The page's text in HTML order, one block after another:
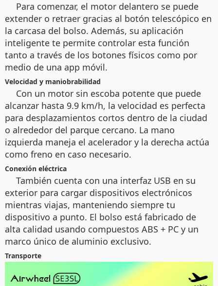
Para comenzar, el motor delantero se puede
extender o retraer gracias al botón telescópico en
la carcasa del bolso. Además, su aplicación
inteligente te permite controlar esta función
tanto a través de los botones físicos como por
medio de una app móvil.
Velocidad y maniobrabilidad
Con un motor sin escoba potente que puede
alcanzar hasta 9.9 km/h, la velocidad es perfecta
para desplazamientos cortos dentro de la ciudad
o alrededor del parque cercano. La mano
izquierda maneja el acelerador y la derecha actúa
como freno en caso necesario.
Conexión eléctrica
También cuenta con una interfaz USB en su
exterior para cargar dispositivos electrónicos
mientras viajas, manteniendo siempre tu
dispositivo a punto. El bolso está fabricado de
alta calidad usando compuestos ABS + PC y un
marco único de aluminio exclusivo.
Transporte